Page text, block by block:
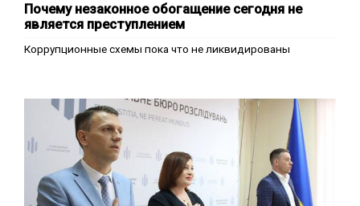
Почему незаконное обогащение сегодня не
является преступлением
Коррупционные схемы пока что не ликвидированы